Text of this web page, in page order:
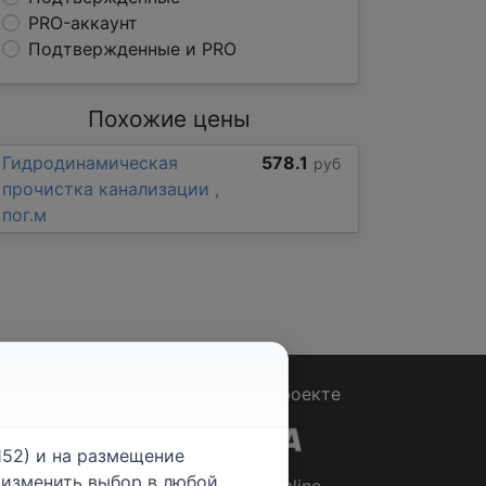
PRO-аккаунт
Подтвержденные и PRO
Похожие цены
Гидродинамическая
прочистка канализации ,
пог.м
578.1 руб
О проекте
и на размещение